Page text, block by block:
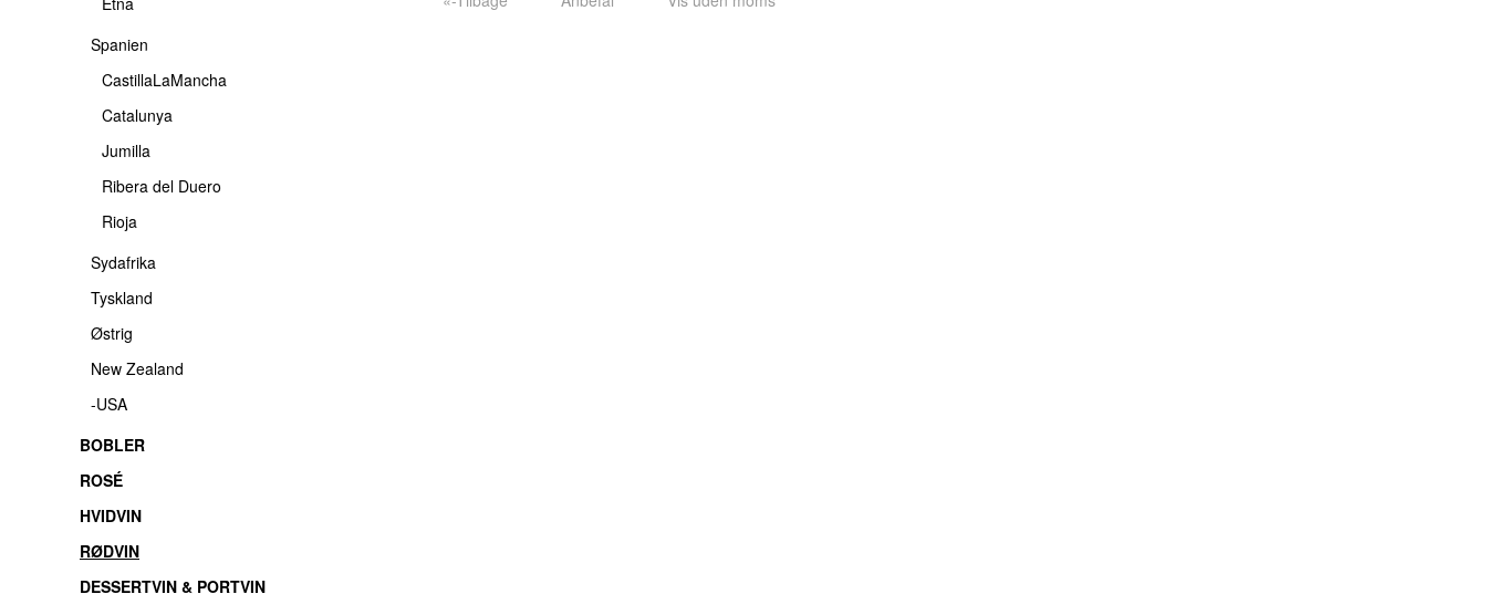
Spanien
CastillaLaMancha
Catalunya
Jumilla
Ribera del Duero
Rioja
Sydafrika
Tyskland
Østrig
New Zealand
-USA
BOBLER
ROSÉ
HVIDVIN
RØDVIN
DESSERTVIN & PORTVIN